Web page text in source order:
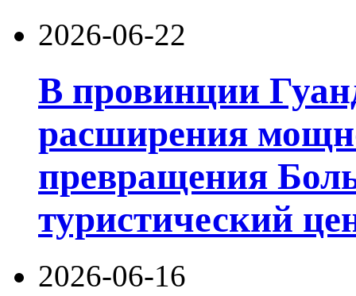
2026-06-22
В провинции
расширения
превращения
туристический
2026-06-16